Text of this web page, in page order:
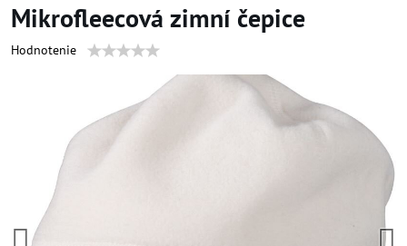
Mikrofleecová zimní čepice
Hodnotenie